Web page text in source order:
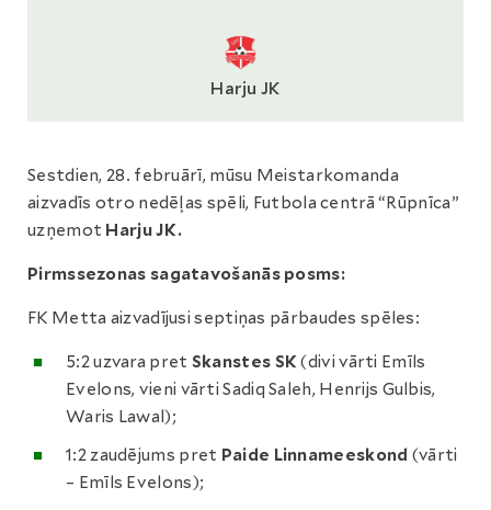
Harju JK
Sestdien, 28. februārī, mūsu Meistarkomanda
aizvadīs otro nedēļas spēli, Futbola centrā “Rūpnīca”
uzņemot Harju JK.
Pirmssezonas sagatavošanās posms:
FK Metta aizvadījusi septiņas pārbaudes spēles:
5:2 uzvara pret Skanstes SK (divi vārti Emīls
Evelons, vieni vārti Sadiq Saleh, Henrijs Gulbis,
Waris Lawal);
1:2 zaudējums pret Paide Linnameeskond (vārti
– Emīls Evelons);